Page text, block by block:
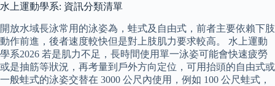
水上運動學系: 資訊分類清單
開放水域長泳常用的泳姿為，蛙式及自由式，前者主要依賴下肢
動作前進，後者速度較快但是對上肢肌力要求較高。 水上運動
學系2026 若是肌力不足，長時間使用單一泳姿可能會快速疲勞
或是抽筋等狀況，再考量到戶外方向定位，可用抬頭的自由式或
一般蛙式的泳姿交替在 3000 公尺內使用，例如 100 公尺蛙式，